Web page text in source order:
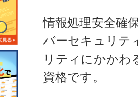
情報処理安全確
バーセキュリテ
リティにかかわ
資格です。